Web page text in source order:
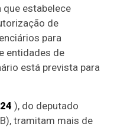
estabelece
de
para
entidades de
está prevista para
), do deputado
tramitam mais de